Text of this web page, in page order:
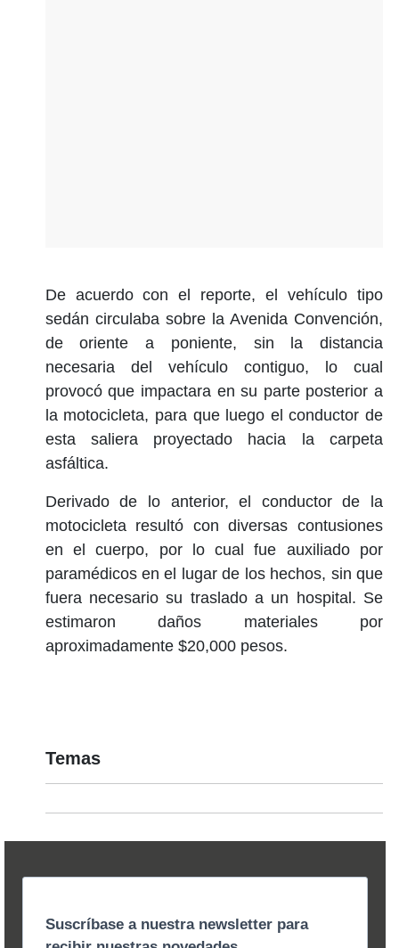
De acuerdo con el reporte, el vehículo tipo
sedán circulaba sobre la Avenida Convención,
de oriente a poniente, sin la distancia
necesaria del vehículo contiguo, lo cual
provocó que impactara en su parte posterior a
la motocicleta, para que luego el conductor de
esta saliera proyectado hacia la carpeta
asfáltica.
Derivado de lo anterior, el conductor de la
motocicleta resultó con diversas contusiones
en el cuerpo, por lo cual fue auxiliado por
paramédicos en el lugar de los hechos, sin que
fuera necesario su traslado a un hospital. Se
estimaron daños materiales por
aproximadamente $20,000 pesos.
Temas